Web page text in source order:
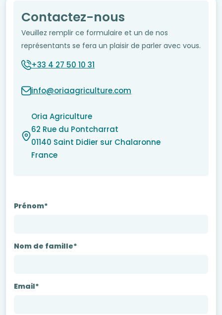
Contactez-nous
Veuillez remplir ce formulaire et un de nos
représentants se fera un plaisir de parler avec vous.
+33 4 27 50 10 31
info@oriaagriculture.com
Oria Agriculture
62 Rue du Pontcharrat
01140 Saint Didier sur Chalaronne
France
Prénom*
Nom de famille*
Email*